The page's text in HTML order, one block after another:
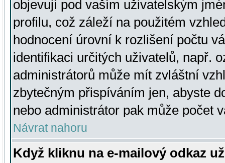
objevují pod vaším uživatelským
profilu, což záleží na použitém
hodnocení úrovní k rozlišení počtu
identifikaci určitých uživatelů, např.
administrátorů může mít zvláštní
zbytečným přispíváním jen, abyste
nebo administrátor pak může počet
Návrat nahoru
Když kliknu na e-mailový odkaz